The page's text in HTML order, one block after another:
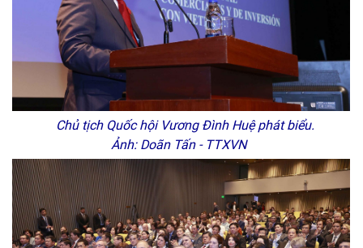
Chủ tịch Quốc hội Vương Đình Huệ phát biểu.
Ảnh: Doãn Tấn - TTXVN